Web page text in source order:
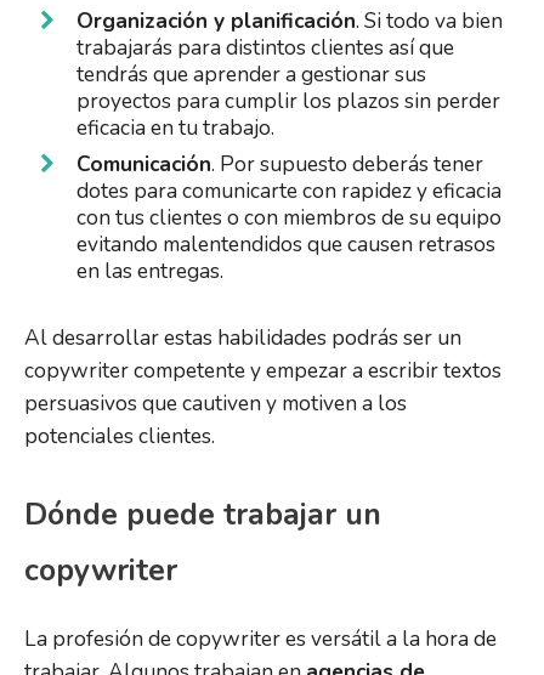
Organización y planificación. Si todo va bien
trabajarás para distintos clientes así que
tendrás que aprender a gestionar sus
proyectos para cumplir los plazos sin perder
eficacia en tu trabajo.
Comunicación. Por supuesto deberás tener
dotes para comunicarte con rapidez y eficacia
con tus clientes o con miembros de su equipo
evitando malentendidos que causen retrasos
en las entregas.
Al desarrollar estas habilidades podrás ser un
copywriter competente y empezar a escribir textos
persuasivos que cautiven y motiven a los
potenciales clientes.
Dónde puede trabajar un
copywriter
La profesión de copywriter es versátil a la hora de